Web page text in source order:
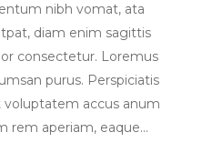
nibh vomat, ata
diam enim sagittis
consectetur. Loremus
purus. Perspiciatis
voluptatem accus anum
rem aperiam, eaque...